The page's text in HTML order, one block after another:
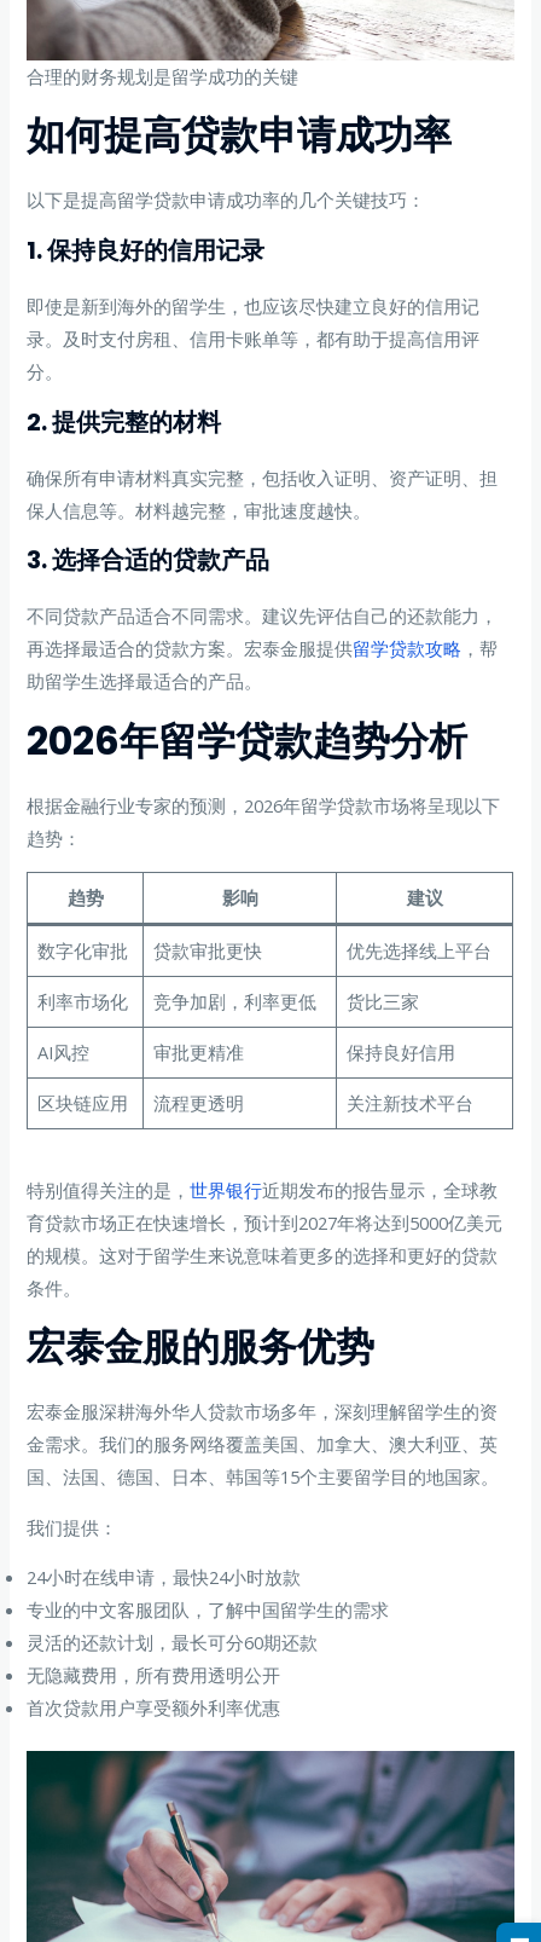
合理的财务规划是留学成功的关键
如何提高贷款申请成功率
以下是提高留学贷款申请成功率的几个关键技巧：
1. 保持良好的信用记录
即使是新到海外的留学生，也应该尽快建立良好的信用记
录。及时支付房租、信用卡账单等，都有助于提高信用评
分。
2. 提供完整的材料
确保所有申请材料真实完整，包括收入证明、资产证明、担
保人信息等。材料越完整，审批速度越快。
3. 选择合适的贷款产品
不同贷款产品适合不同需求。建议先评估自己的还款能力，
再选择最适合的贷款方案。宏泰金服提供留学贷款攻略 ，帮
助留学生选择最适合的产品。
2026年留学贷款趋势分析
根据金融行业专家的预测，2026年留学贷款市场将呈现以下
趋势：
趋势 影响 建议
数字化审批 贷款审批更快 优先选择线上平台
利率市场化 竞争加剧，利率更低 货比三家
AI风控 审批更精准 保持良好信用
区块链应用 流程更透明 关注新技术平台
特别值得关注的是，世界银行近期发布的报告显示，全球教
育贷款市场正在快速增长，预计到2027年将达到5000亿美元
的规模。这对于留学生来说意味着更多的选择和更好的贷款
条件。
宏泰金服的服务优势
宏泰金服深耕海外华人贷款市场多年，深刻理解留学生的资
金需求。我们的服务网络覆盖美国、加拿大、澳大利亚、英
国、法国、德国、日本、韩国等15个主要留学目的地国家。
我们提供：
24小时在线申请，最快24小时放款
专业的中文客服团队，了解中国留学生的需求
灵活的还款计划，最长可分60期还款
无隐藏费用，所有费用透明公开
首次贷款用户享受额外利率优惠